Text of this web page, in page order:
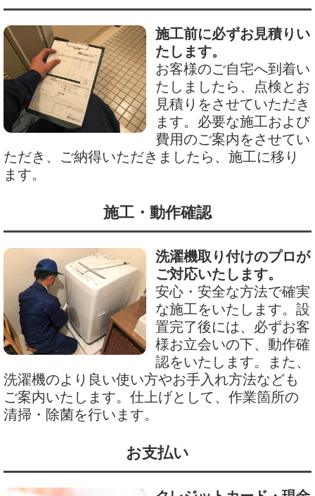
施工前に必ずお見積りい
たします。
お客様のご自宅へ到着い
たしましたら、点検とお
見積りをさせていただき
ます。必要な施工および
費用のご案内をさせてい
ただき、ご納得いただきましたら、施工に移り
ます。
施工・動作確認
洗濯機取り付けのプロが
ご対応いたします。
安心・安全な方法で確実
な施工をいたします。設
置完了後には、必ずお客
様お立会いの下、動作確
認をいたします。また、
洗濯機のより良い使い方やお手入れ方法なども
ご案内いたします。仕上げとして、作業箇所の
清掃・除菌を行います。
お支払い